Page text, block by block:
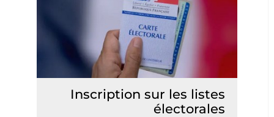
Inscription sur les listes
électorales